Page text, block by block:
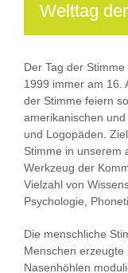
Welttag
Der Tag der
1999 immer am 16.
der Stimme feiern
amerikanischen
und Logopäden.
Stimme in unserem
Werkzeug der
Vielzahl von
Psychologie,
Die menschliche
Menschen
Nasenhöhlen